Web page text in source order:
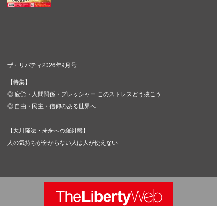
ザ・リバティ2026年9月号
【特集】
◎ 疲労・人間関係・プレッシャー このストレスどう抜こう
◎ 自由・民主・信仰のある世界へ
【大川隆法・未来への羅針盤】
人の気持ちが分からない人は人が使えない